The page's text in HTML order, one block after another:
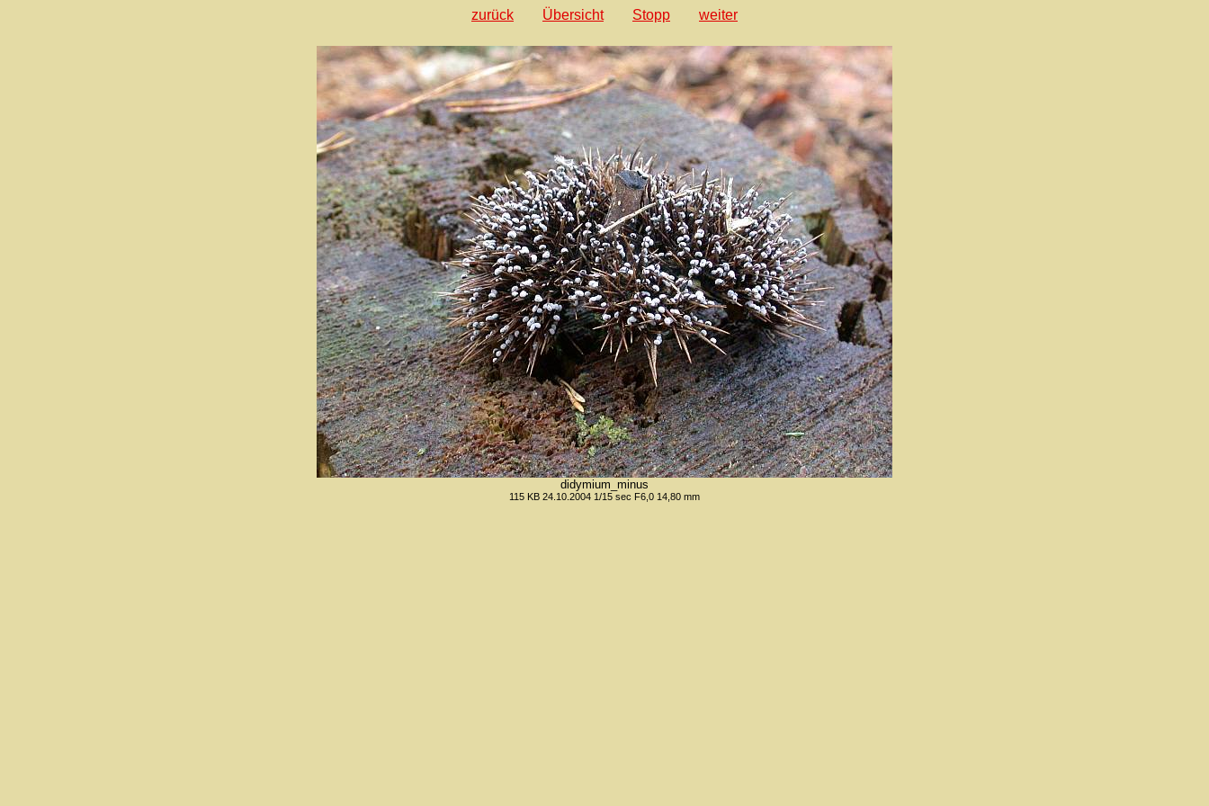
zurück Übersicht Stopp weiter
didymium_minus
115 KB 24.10.2004 1/15 sec F6,0 14,80 mm